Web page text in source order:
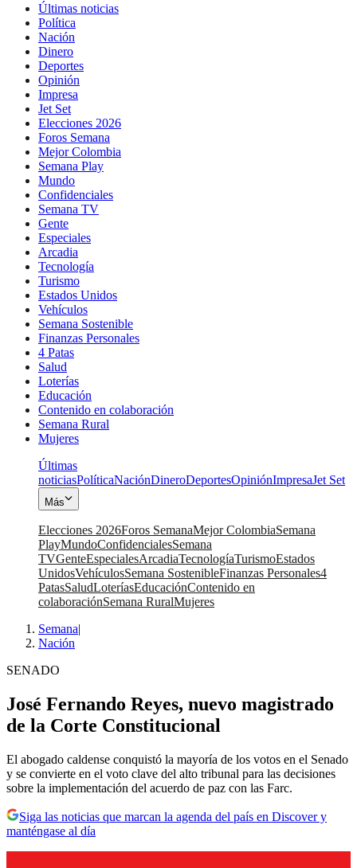
Últimas noticias
Política
Nación
Dinero
Deportes
Opinión
Impresa
Jet Set
Elecciones 2026
Foros Semana
Mejor Colombia
Semana Play
Mundo
Confidenciales
Semana TV
Gente
Especiales
Arcadia
Tecnología
Turismo
Estados Unidos
Vehículos
Semana Sostenible
Finanzas Personales
4 Patas
Salud
Loterías
Educación
Contenido en colaboración
Semana Rural
Mujeres
Últimas
noticiasPolíticaNaciónDineroDeportesOpiniónImpresaJet Set
Más
Elecciones 2026Foros SemanaMejor ColombiaSemana
PlayMundoConfidencialesSemana
TVGenteEspecialesArcadiaTecnologíaTurismoEstados
UnidosVehículosSemana SostenibleFinanzas Personales4
PatasSaludLoteríasEducaciónContenido en
colaboraciónSemana RuralMujeres
Semana|
Nación
SENADO
José Fernando Reyes, nuevo magistrado
de la Corte Constitucional
El abogado caldense conquistó la mayoría de los votos en el Senado
y se convierte en el voto clave del alto tribunal para las decisiones
sobre la implementación del acuerdo de paz con las Farc.
Siga las noticias que marcan la agenda del país en Discover y
manténgase al día